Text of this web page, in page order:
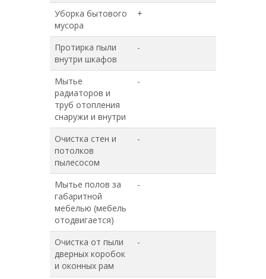
Уборка бытового
мусора
+
Протирка пыли
внутри шкафов
-
Мытье
радиаторов и
труб отопления
снаружи и внутри
-
Очистка стен и
потолков
пылесосом
-
Мытье полов за
габаритной
мебелью (мебель
отодвигается)
-
Очистка от пыли
дверных коробок
и оконных рам
-